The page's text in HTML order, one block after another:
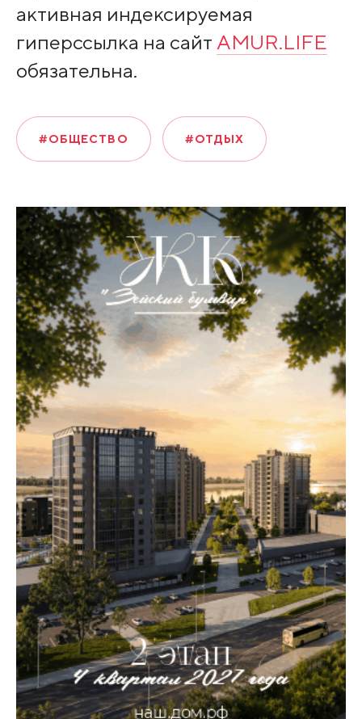
активная индексируемая
гиперссылка на сайт AMUR.LIFE
обязательна.
#ОБЩЕСТВО #ОТДЫХ